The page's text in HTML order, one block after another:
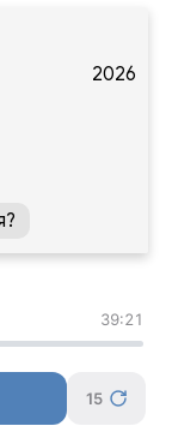
2026
39:21
15